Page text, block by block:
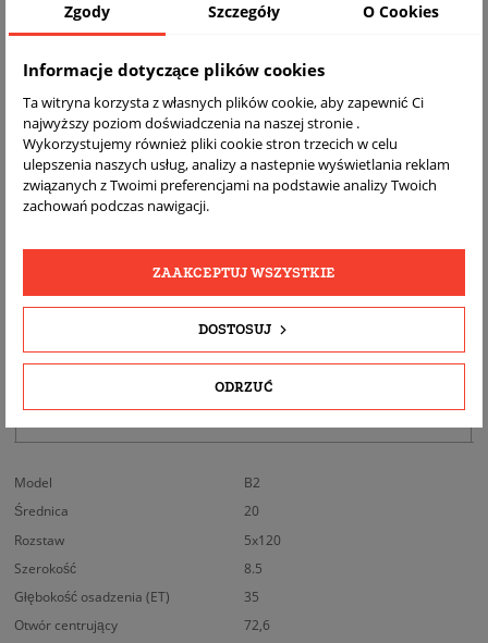
DARMOWA
WYSYŁKA
BEZPŁATNY
REALNE
SZCZEGÓŁY PRODUKTU
DOPASOWANIE
Model
B2
Średnica
20
Rozstaw
5x120
Szerokość
8.5
Głębokość osadzenia (ET)
35
Otwór centrujący
72,6
Zgody Szczegóły O Cookies
Informacje dotyczące plików cookies
Ta witryna korzysta z własnych plików cookie, aby zapewnić Ci
najwyższy poziom doświadczenia na naszej stronie .
Wykorzystujemy również pliki cookie stron trzecich w celu
ulepszenia naszych usług, analizy a nastepnie wyświetlania reklam
związanych z Twoimi preferencjami na podstawie analizy Twoich
zachowań podczas nawigacji.
ODRZUĆ
DOSTOSUJ
ZAAKCEPTUJ WSZYSTKIE